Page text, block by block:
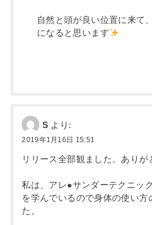
自然と頭が良い位置に来て
になると思います
S より:
2019年1月16日 15:51
リリース全部観ました。ありが
私は、アレ●サンダーテクニッ
を学んでいるので身体の使い方
た。